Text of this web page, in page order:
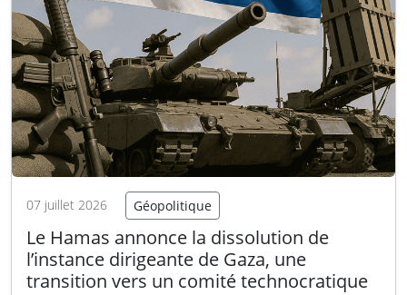
07 juillet 2026 Géopolitique
Le Hamas annonce la dissolution de
l’instance dirigeante de Gaza, une
transition vers un comité technocratique